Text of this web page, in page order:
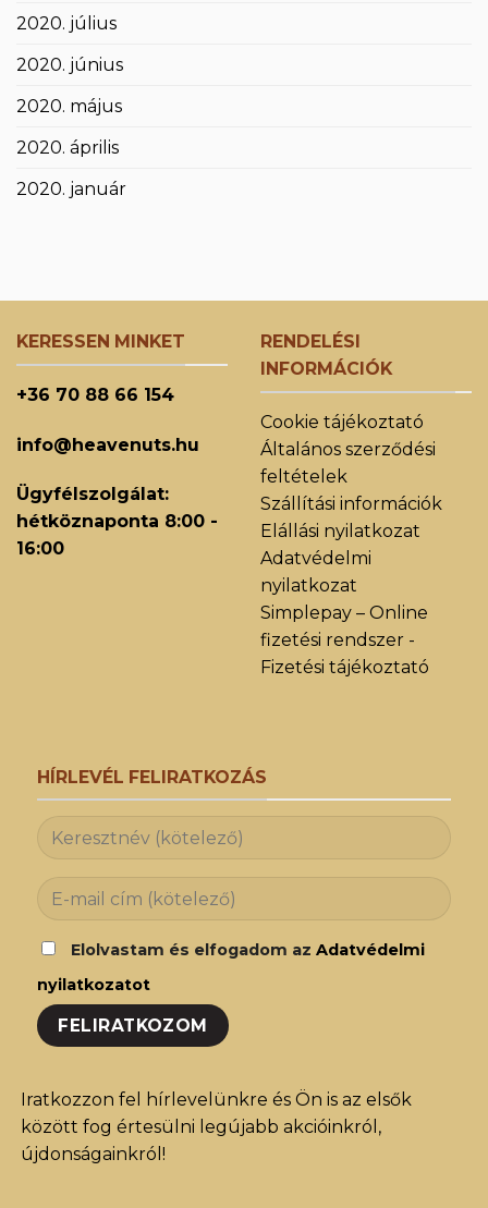
2020. július
2020. június
2020. május
2020. április
2020. január
KERESSEN MINKET
+36 70 88 66 154
info@heavenuts.hu
Ügyfélszolgálat:
hétköznaponta 8:00 -
16:00
RENDELÉSI
INFORMÁCIÓK
Cookie tájékoztató
Általános szerződési
feltételek
Szállítási információk
Elállási nyilatkozat
Adatvédelmi
nyilatkozat
Simplepay – Online
fizetési rendszer -
Fizetési tájékoztató
HÍRLEVÉL FELIRATKOZÁS
Elolvastam és elfogadom az Adatvédelmi
nyilatkozatot
Iratkozzon fel hírlevelünkre és Ön is az elsők
között fog értesülni legújabb akcióinkról,
újdonságainkról!